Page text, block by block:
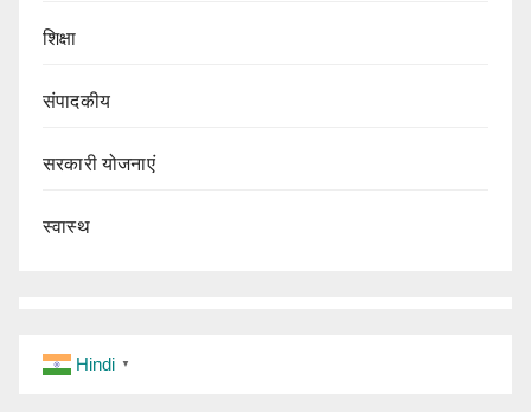
शिक्षा
संपादकीय
सरकारी योजनाएं
स्वास्थ
Hindi ▼